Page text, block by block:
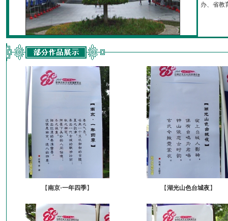
办、省教
【南京·一年四季】 【湖光山色台城夜】